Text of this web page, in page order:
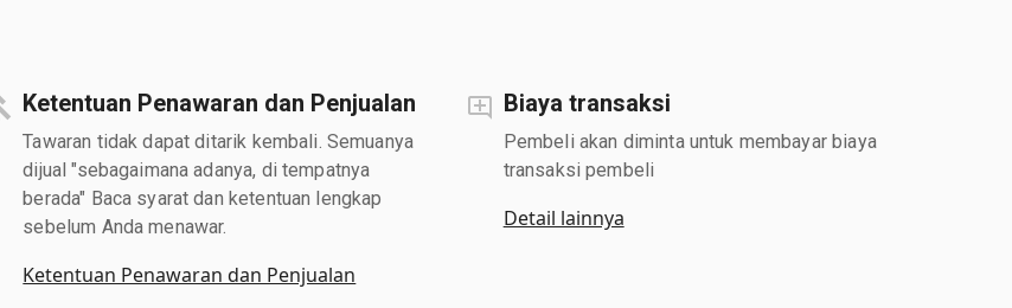
Ketentuan Penawaran dan Penjualan
Tawaran tidak dapat ditarik kembali. Semuanya
dijual "sebagaimana adanya, di tempatnya
berada" Baca syarat dan ketentuan lengkap
sebelum Anda menawar.
Ketentuan Penawaran dan Penjualan
Biaya transaksi
Pembeli akan diminta untuk membayar biaya
transaksi pembeli
Detail lainnya